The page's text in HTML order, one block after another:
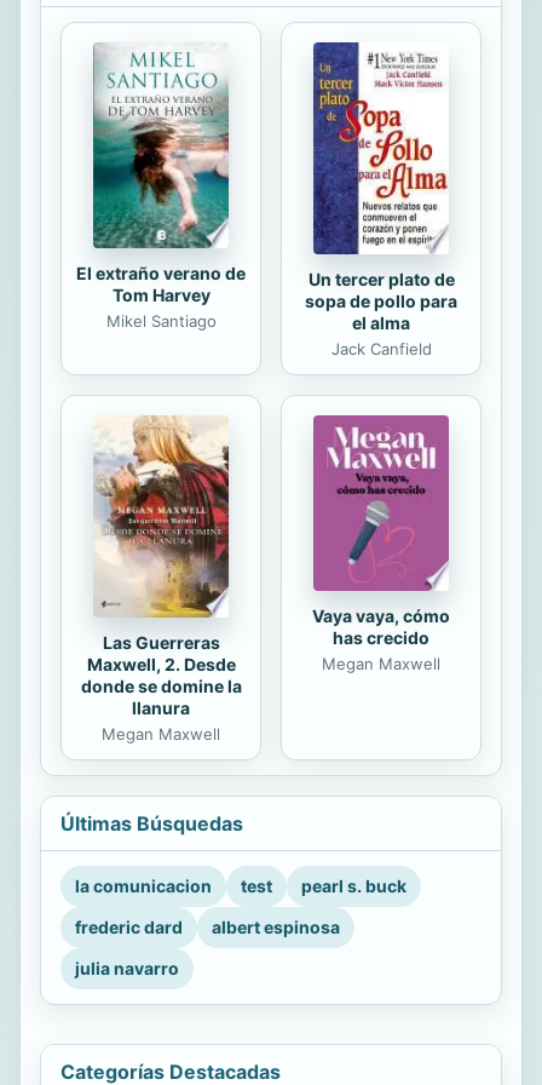
por las luces de alguna ciudad. Así
que me propuse remediarlo. Me
compré una furgo adaptada como
vivienda y me lancé a recorrer el
interior de España. Durante ochenta
días visité pueblos, castillos, parques
naturales y yacimientos
arqueológicos, hablé con...
El extraño verano de
Tom Harvey
Mikel Santiago
Un tercer plato de
sopa de pollo para
el alma
Jack Canfield
Las Guerreras
Maxwell, 2. Desde
donde se domine la
llanura
Megan Maxwell
Vaya vaya, cómo
has crecido
Megan Maxwell
Últimas Búsquedas
la comunicacion test
pearl s. buck
frederic dard
albert espinosa
julia navarro
Categorías Destacadas